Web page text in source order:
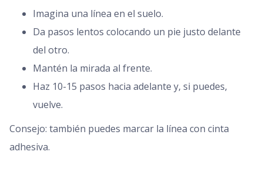
Imagina una línea en el suelo.
Da pasos lentos colocando un pie justo delante
del otro.
Mantén la mirada al frente.
Haz 10-15 pasos hacia adelante y, si puedes,
vuelve.
Consejo: también puedes marcar la línea con cinta
adhesiva.